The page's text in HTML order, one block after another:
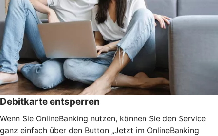
Debitkarte entsperren
Wenn Sie OnlineBanking nutzen, können Sie den Service
ganz einfach über den Button „Jetzt im OnlineBanking